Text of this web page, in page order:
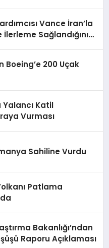
Vance İran’la
Sağlandığını
Boeing’e 200 Uçak
Katil
Vurması
Sahiline Vurdu
Patlama
Bakanlığı’ndan
Raporu Açıklaması